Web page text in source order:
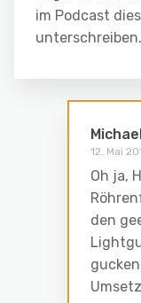
im Podcast
12. Mai
Oh ja,
den